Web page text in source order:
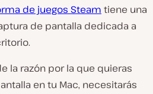
de juegos Steam tiene una
de pantalla dedicada a
la razón por la que quieras
en tu Mac, necesitarás